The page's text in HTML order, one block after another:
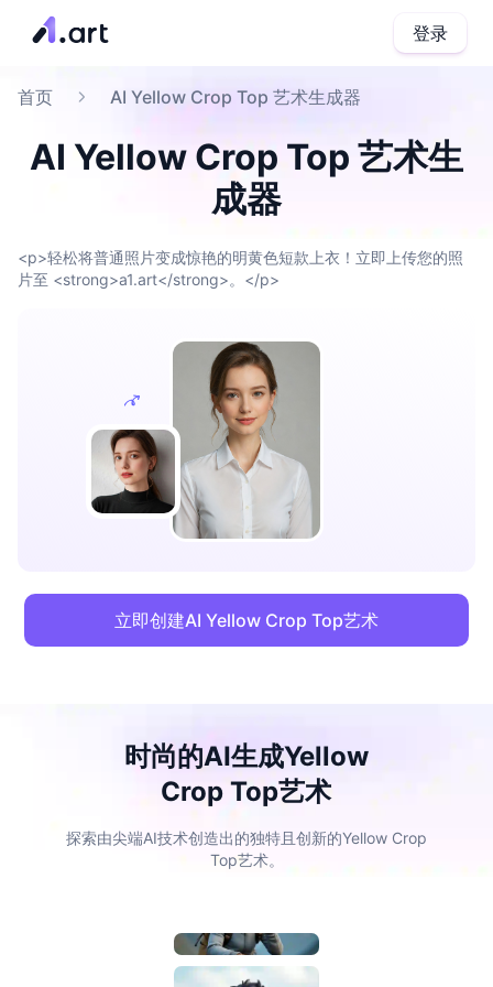
登录
首页 AI Yellow Crop Top 艺术生成器
AI Yellow Crop Top 艺术生
成器
<p>轻松将普通照片变成惊艳的明黄色短款上衣！立即上传您的照
片至 <strong>a1.art</strong>。</p>
立即创建AI Yellow Crop Top艺术
时尚的AI生成Yellow
Crop Top艺术
探索由尖端AI技术创造出的独特且创新的Yellow Crop
Top艺术。